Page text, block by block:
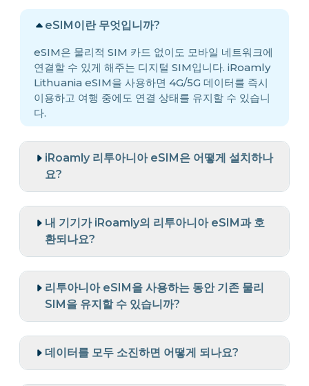
eSIM이란 무엇입니까?
eSIM은 물리적 SIM 카드 없이도 모바일 네트워크에
연결할 수 있게 해주는 디지털 SIM입니다. iRoamly
Lithuania eSIM을 사용하면 4G/5G 데이터를 즉시
이용하고 여행 중에도 연결 상태를 유지할 수 있습니
다.
iRoamly 리투아니아 eSIM은 어떻게 설치하나
요?
내 기기가 iRoamly의 리투아니아 eSIM과 호
환되나요?
리투아니아 eSIM을 사용하는 동안 기존 물리
SIM을 유지할 수 있습니까?
데이터를 모두 소진하면 어떻게 되나요?